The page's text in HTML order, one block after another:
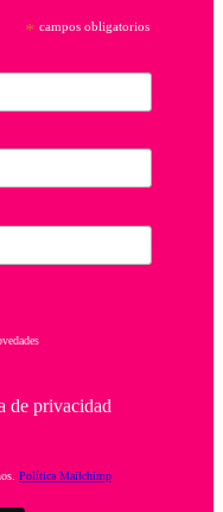
* campos obligatorios
de privacidad
Política Mailchimp